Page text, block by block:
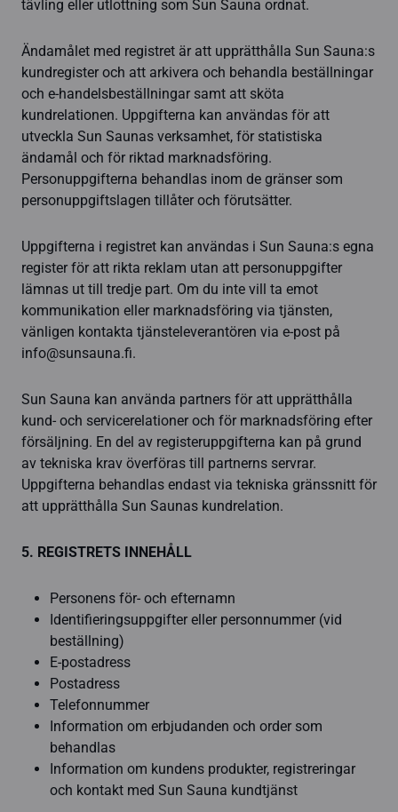
tävling eller utlottning som Sun Sauna ordnat.
Ändamålet med registret är att upprätthålla Sun Sauna:s
kundregister och att arkivera och behandla beställningar
och e-handelsbeställningar samt att sköta
kundrelationen. Uppgifterna kan användas för att
utveckla Sun Saunas verksamhet, för statistiska
ändamål och för riktad marknadsföring.
Personuppgifterna behandlas inom de gränser som
personuppgiftslagen tillåter och förutsätter.
Uppgifterna i registret kan användas i Sun Sauna:s egna
register för att rikta reklam utan att personuppgifter
lämnas ut till tredje part. Om du inte vill ta emot
kommunikation eller marknadsföring via tjänsten,
vänligen kontakta tjänsteleverantören via e-post på
info@sunsauna.fi.
Sun Sauna kan använda partners för att upprätthålla
kund- och servicerelationer och för marknadsföring efter
försäljning. En del av registeruppgifterna kan på grund
av tekniska krav överföras till partnerns servrar.
Uppgifterna behandlas endast via tekniska gränssnitt för
att upprätthålla Sun Saunas kundrelation.
5. REGISTRETS INNEHÅLL
Personens för- och efternamn
Identifieringsuppgifter eller personnummer (vid
beställning)
E-postadress
Postadress
Telefonnummer
Information om erbjudanden och order som
behandlas
Information om kundens produkter, registreringar
och kontakt med Sun Sauna kundtjänst